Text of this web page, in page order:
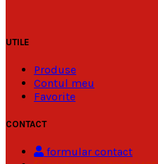
UTILE
Produse
Contul meu
Favorite
CONTACT
formular contact